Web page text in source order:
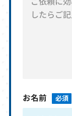
お名前 必須